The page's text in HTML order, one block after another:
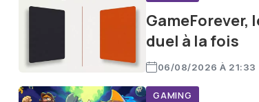
GameForever,
duel à la fois
06/08/2026 À 21:33
GAMING